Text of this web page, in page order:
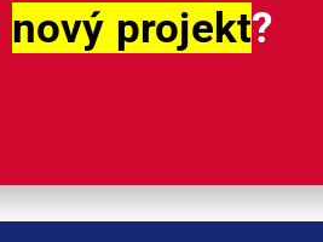
nový projekt?